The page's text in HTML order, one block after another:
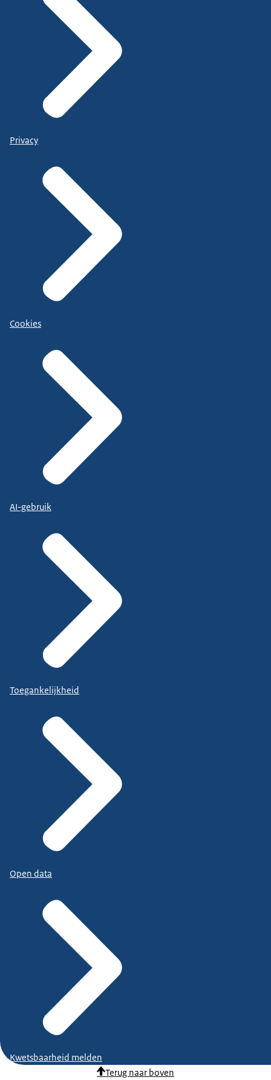
Privacy
Cookies
AI-gebruik
Toegankelijkheid
Open data
Kwetsbaarheid melden
Terug naar boven